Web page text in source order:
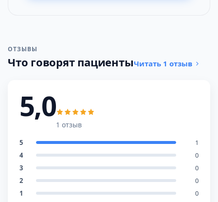
ОТЗЫВЫ
Что говорят пациентыЧитать 1 отзыв
5,0
1 отзыв
5
1
4
0
3
0
2
0
1
0